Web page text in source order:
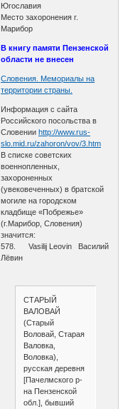
Югославия
Место захоронения г.
Марибор
В книгу памяти Пензенской
области не внесен
Словения. Мемориалы на
территории страны.
Информация с сайта
Российского посольства в
Словенииhttp://www.rus-
slo.mid.ru/zahoron/vov/3.htm
В списке советских
военнопленных,
захороненных
(увековеченных) в братской
могиле на городском
кладбище «Побрежье»
(г.Марибор, Словения)
значится:
578. Vasilij Leovin Василий
Лёвин
СТАРЫЙ
ВАЛОВАЙ
(Старый
Воловай, Старая
Валовка,
Воловка),
русская деревня
[Пачелмского р-
на Пензенской
обл.], бывший